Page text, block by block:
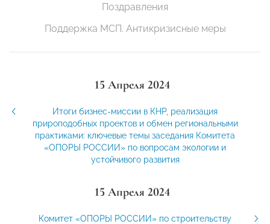
Поздравления
Поддержка МСП. Антикризисные меры
15 Апреля 2024
Итоги бизнес-миссии в КНР, реализация
прироподобных проектов и обмен региональными
практиками: ключевые темы заседания Комитета
«ОПОРЫ РОССИИ» по вопросам экологии и
устойчивого развития
15 Апреля 2024
Комитет «ОПОРЫ РОССИИ» по строительству